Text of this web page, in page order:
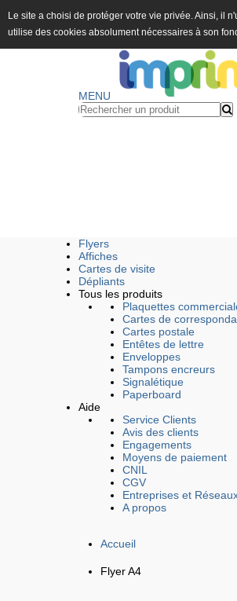
Le site a choisi de protéger votre vie privée. Ainsi, il
utilise des cookies absolument nécessaires à son
MENU
Flyers
Affiches
Cartes de visite
Dépliants
Tous les produits
Plaquettes
Cartes de
Cartes postale
Entêtes de lettre
Enveloppes
Tampons encreurs
Signalétique
Paperboard
Aide
Service Clients
Avis des clients
Engagements
Moyens de paiement
CNIL
CGV
Entreprises et
A propos
Accueil
Flyer A4